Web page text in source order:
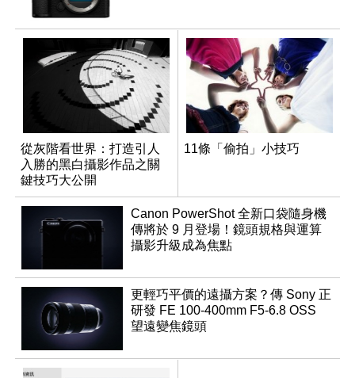
從灰階看世界：打造引人
入勝的黑白攝影作品之關
鍵技巧大公開
11條「偷拍」小技巧
Canon PowerShot 全新口袋隨身機
傳將於 9 月登場！鏡頭規格與運算
攝影升級成為焦點
更輕巧平價的遠攝方案？傳 Sony 正
研發 FE 100-400mm F5-6.8 OSS
望遠變焦鏡頭